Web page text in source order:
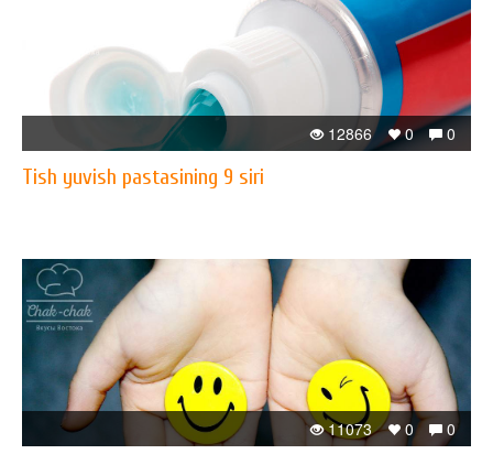
0
0
12866
Tish yuvish pastasining 9 siri
0
0
11073